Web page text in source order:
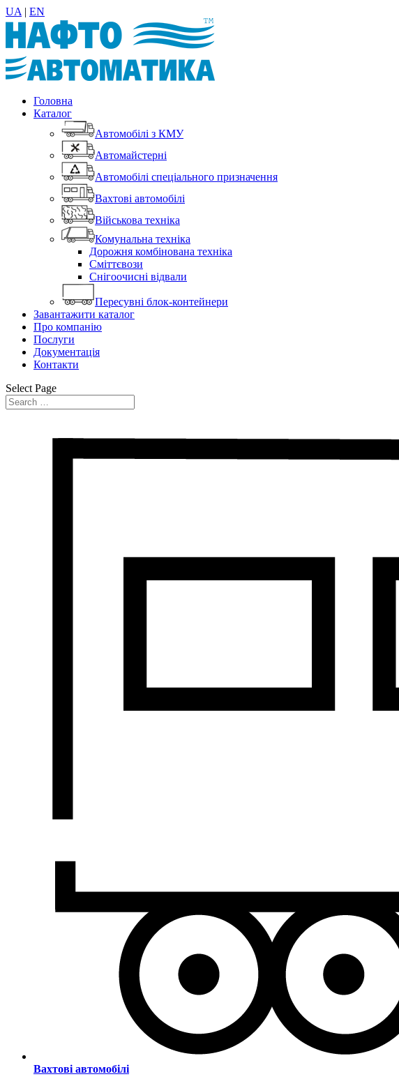
UA | EN
Головна
Каталог
Автомобілі з КМУ
Автомайстерні
Автомобілі спеціального призначення
Вахтові автомобілі
Військова техніка
Комунальна техніка
Дорожня комбінована техніка
Сміттєвози
Снігоочисні відвали
Пересувні блок-контейнери
Завантажити каталог
Про компанію
Послуги
Документація
Контакти
Select Page
Вахтові автомобілі